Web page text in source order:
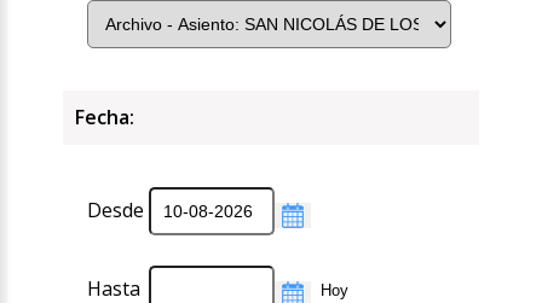
Fecha:
Desde
Hasta